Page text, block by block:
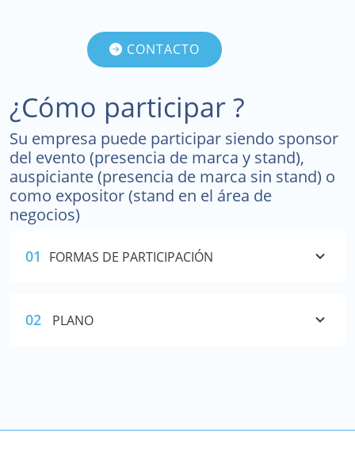
¿Cómo participar ?
Su empresa puede participar siendo sponsor
del evento (presencia de marca y stand),
auspiciante (presencia de marca sin stand) o
como expositor (stand en el área de
negocios)
01 FORMAS DE PARTICIPACIÓN
02 PLANO
CONTACTO